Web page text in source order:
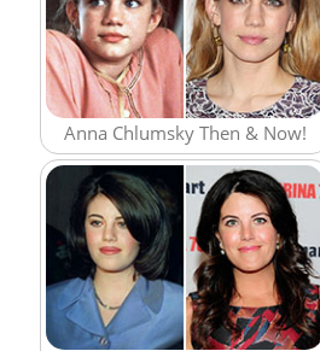
Anna Chlumsky Then & Now!